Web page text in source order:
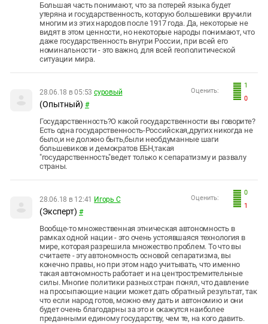
Большая часть понимают, что за потерей языка будет
утеряна и государственность, которую большевики вручили
многим из этих народов после 1917 года. Да, некоторые не
видят в этом ценности, но некоторые народы понимают, что
даже государственность внутри России, при всей его
номинальности - это важно, для всей геополитической
ситуации мира.
1
0
Оценить:
28.06.18 в 05:53 суровый
(Опытный) #
Государственность?О какой государственности вы говорите?
Есть одна государственность-Российская,других никогда не
было,и не должно быть,были необдуманные шаги
большевиков и демократов ЕБН,такая
"государственность"ведет только к сепаратизму и развалу
страны.
0
1
Оценить:
28.06.18 в 12:41 Игорь С
(Эксперт) #
Вообще-то множественная этническая автономность в
рамках одной нации - это очень устоявшаяся технология в
мире, которая разрешила множество проблем. То что вы
считаете - эту автономность основой сепаратизма, вы
конечно правы, но при этом надо учитывать, что именно
такая автономность работает и на центростремительные
силы. Многие политики разных стран понял, что давление
на просыпающие нации может дать обратный результат, так
что если народ готов, можно ему дать и автономию и они
будет очень благодарны за это и окажутся наиболее
преданными единому государству, чем те, на кого давить.